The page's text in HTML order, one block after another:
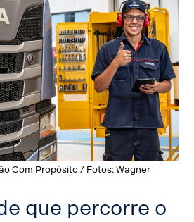
Com Propósito / Fotos: Wagner
que percorre o